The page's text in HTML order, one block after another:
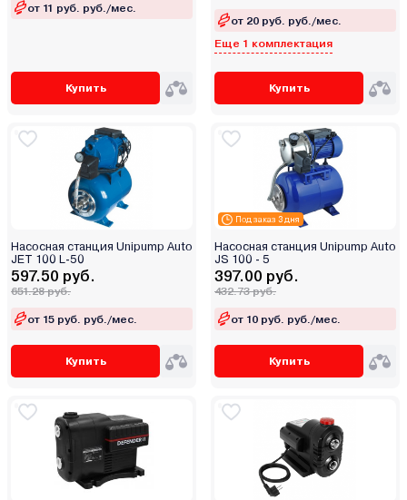
Zox
Адмирал
Акваконтроль
АО «Ливнынасос»
БелАК
Беларусь
Варяг
Ватермакс
Витязь
Вихрь
Делсот
Диолд
Зубр
Калибр
КВТ
от 11 руб. руб./мес.
Купить
от 20 руб. руб./мес.
Еще 1 комплектация
Купить
Насосная станция Unipump Auto
JET 100 L-50
597.50 руб.
651.28 руб.
от 15 руб. руб./мес.
Купить
Под заказ 3 дня
Насосная станция Unipump Auto
JS 100 - 5
397.00 руб.
432.73 руб.
от 10 руб. руб./мес.
Купить